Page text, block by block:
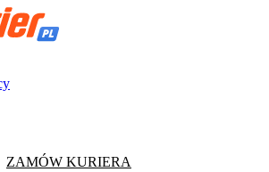
ZAMÓW KURIERA